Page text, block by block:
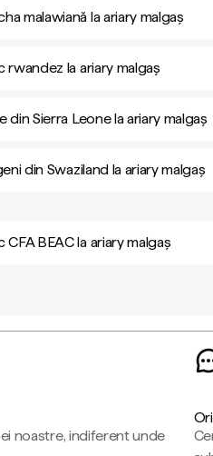
malawiană la ariary malgaș
rwandez la ariary malgaș
din Sierra Leone la ariary malgaș
din Swaziland la ariary malgaș
BEAC la ariary malgaș
noastre, indiferent unde